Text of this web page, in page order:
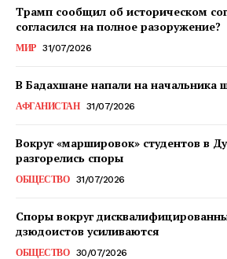
Трамп сообщил об историческом
согласился на полное разоружение?
МИР 31/07/2026
В Бадахшане напали на начальника
АФГАНИСТАН 31/07/2026
Вокруг «маршировок» студентов в
разгорелись споры
ОБЩЕСТВО 31/07/2026
Споры вокруг
дзюдоистов усиливаются
ОБЩЕСТВО 30/07/2026